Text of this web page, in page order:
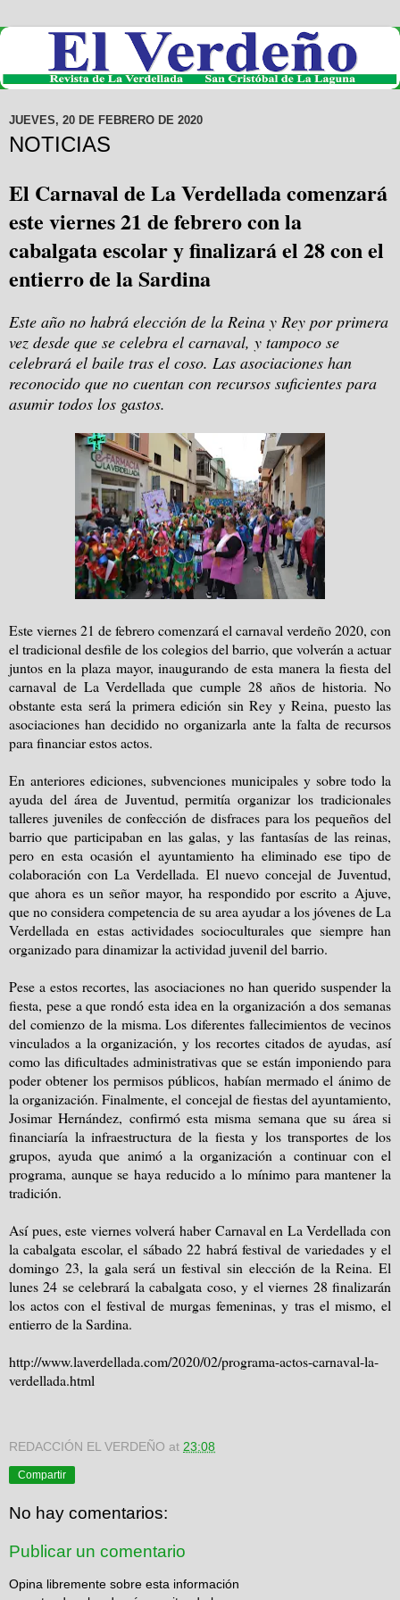
JUEVES, 20 DE FEBRERO DE 2020
NOTICIAS
El Carnaval de La Verdellada comenzará
este viernes 21 de febrero con la
cabalgata escolar y finalizará el 28 con el
entierro de la Sardina
Este año no habrá elección de la Reina y Rey por primera
vez desde que se celebra el carnaval, y tampoco se
celebrará el baile tras el coso. Las asociaciones han
reconocido que no cuentan con recursos suficientes para
asumir todos los gastos.
Este viernes 21 de febrero comenzará el carnaval verdeño 2020, con
el tradicional desfile de los colegios del barrio, que volverán a actuar
juntos en la plaza mayor, inaugurando de esta manera la fiesta del
carnaval de La Verdellada que cumple 28 años de historia. No
obstante esta será la primera edición sin Rey y Reina, puesto las
asociaciones han decidido no organizarla ante la falta de recursos
para financiar estos actos.
En anteriores ediciones, subvenciones municipales y sobre todo la
ayuda del área de Juventud, permitía organizar los tradicionales
talleres juveniles de confección de disfraces para los pequeños del
barrio que participaban en las galas, y las fantasías de las reinas,
pero en esta ocasión el ayuntamiento ha eliminado ese tipo de
colaboración con La Verdellada. El nuevo concejal de Juventud,
que ahora es un señor mayor, ha respondido por escrito a Ajuve,
que no considera competencia de su area ayudar a los jóvenes de La
Verdellada en estas actividades socioculturales que siempre han
organizado para dinamizar la actividad juvenil del barrio.
Pese a estos recortes, las asociaciones no han querido suspender la
fiesta, pese a que rondó esta idea en la organización a dos semanas
del comienzo de la misma. Los diferentes fallecimientos de vecinos
vinculados a la organización, y los recortes citados de ayudas, así
como las dificultades administrativas que se están imponiendo para
poder obtener los permisos públicos, habían mermado el ánimo de
la organización. Finalmente, el concejal de fiestas del ayuntamiento,
Josimar Hernández, confirmó esta misma semana que su área si
financiaría la infraestructura de la fiesta y los transportes de los
grupos, ayuda que animó a la organización a continuar con el
programa, aunque se haya reducido a lo mínimo para mantener la
tradición.
Así pues, este viernes volverá haber Carnaval en La Verdellada con
la cabalgata escolar, el sábado 22 habrá festival de variedades y el
domingo 23, la gala será un festival sin elección de la Reina. El
lunes 24 se celebrará la cabalgata coso, y el viernes 28 finalizarán
los actos con el festival de murgas femeninas, y tras el mismo, el
entierro de la Sardina.
http://www.laverdellada.com/2020/02/programa-actos-carnaval-la-
verdellada.html
REDACCIÓN EL VERDEÑO at 23:08
Compartir
No hay comentarios:
Publicar un comentario
Opina libremente sobre esta información